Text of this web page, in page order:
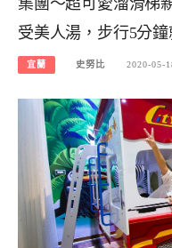
受美人湯，步行5分
宜蘭 史努比 2020-05-